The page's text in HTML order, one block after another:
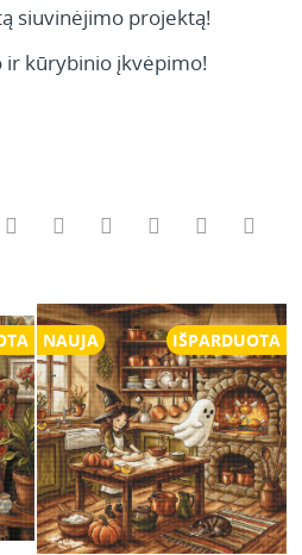
siuvinėjimo projektą!
ir kūrybinio įkvėpimo!
NAUJA IŠPARDUOTA